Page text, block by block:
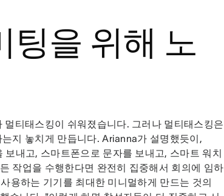
팅을 위해 노
티태스킹이 쉬워졌습니다. 그러나 멀티태스킹은
지 놓치게 만듭니다. Arianna가 설명했듯이,
내고, 스마트폰으로 문자를 보내고, 스마트 워치
작업을 수행한다면 완전히 집중해서 회의에 임하
용하는 기기를 최대한 미니멀하게 만드는 것의